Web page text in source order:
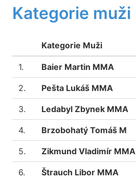
Kategorie muži
Kategorie Muži
1. Baier Martin MMA
2. Pešta Lukáš MMA
3. Ledabyl Zbynek MMA
4. Brzobohatý Tomáš M
5. Zikmund Vladimír MMA
6. Štrauch Libor MMA